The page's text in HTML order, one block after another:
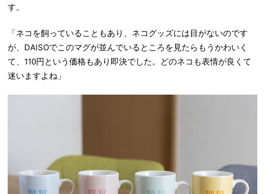
す。
「ネコを飼っていることもあり、ネコグッズには目がないのです
が、DAISOでこのマグが並んでいるところを見たらもうかわいく
て、110円という価格もあり即決でした。どのネコも表情が良くて
迷いますよね」